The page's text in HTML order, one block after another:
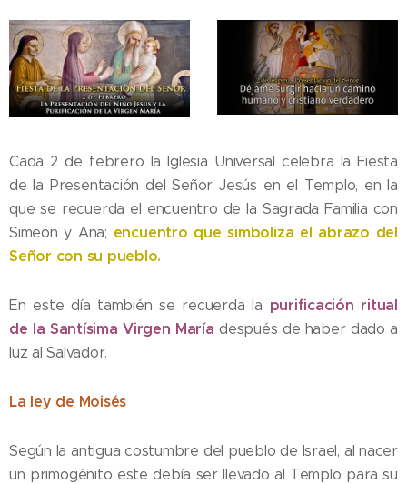
Cada 2 de febrero la Iglesia Universal celebra la Fiesta
de la Presentación del Señor Jesús en el Templo, en la
que se recuerda el encuentro de la Sagrada Familia con
Simeón y Ana; encuentro que simboliza el abrazo del
Señor con su pueblo.
En este día también se recuerda la purificación ritual
de la Santísima Virgen María después de haber dado a
luz al Salvador.
La ley de Moisés
Según la antigua costumbre del pueblo de Israel, al nacer
un primogénito este debía ser llevado al Templo para su